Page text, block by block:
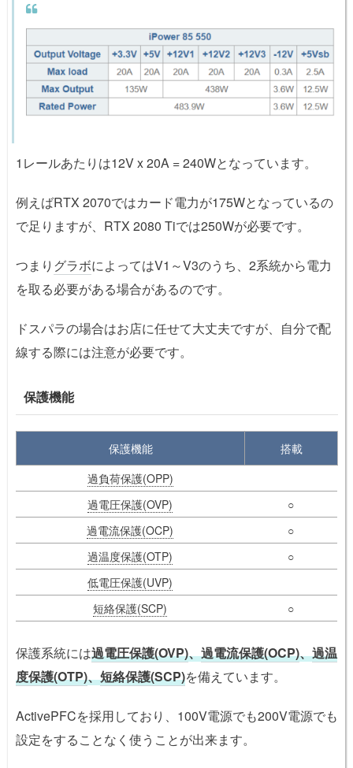
1レールあたりは12V x 20A = 240Wとなっています。
例えばRTX 2070ではカード電力が175Wとなっているの
で足りますが、RTX 2080 Tiでは250Wが必要です。
つまり グラボによってはV1～V3のうち、2系統から電力
を取る必要がある場合があるのです。
ドスパラの場合はお店に任せて大丈夫ですが、自分で配
線する際には注意が必要です。
保護機能
保護機能
搭載
過負荷保護(OPP)
過電圧保護(OVP)
○
過電流保護(OCP)
○
過温度保護(OTP)
○
低電圧保護(UVP)
短絡保護(SCP)
○
保護系統には過電圧保護(OVP)、過電流保護(OCP)、過温
度保護(OTP)、短絡保護(SCP)を備えています。
ActivePFCを採用しており、100V電源でも200V電源でも
設定をすることなく使うことが出来ます。